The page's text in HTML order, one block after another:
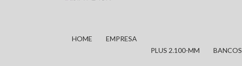
HOME EMPRESA
PLUS 2.100-MM BANCOS